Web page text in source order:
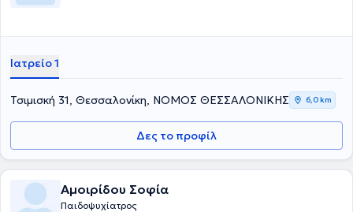
Ιατρείο 1
Τσιμισκή 31, Θεσσαλονίκη, ΝΟΜΟΣ ΘΕΣΣΑΛΟΝΙΚΗΣ 6,0 km
Δες το προφίλ
Αμοιρίδου Σοφία
Παιδοψυχίατρος